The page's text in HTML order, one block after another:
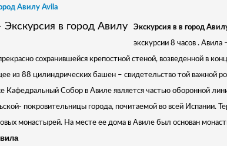
Авилу Avila
Экскурсия в в город
экскурсии 8 часов .
сохранившейся крепостной стеной, возведенной в
из 88 цилиндрических башен – свидетельство той важной
Кафедральный Собор в Авиле является частью оборонной
покровительницы города, почитаемой во всей Испании.
монастырей. На месте ее дома в Авиле был основан